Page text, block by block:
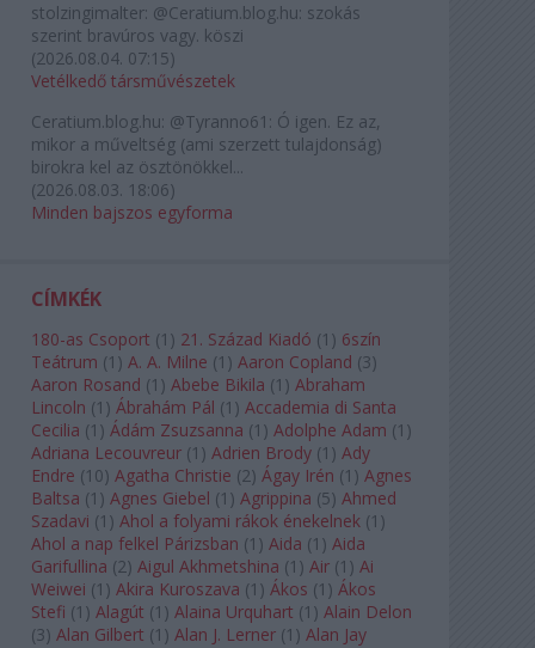
stolzingimalter: @Ceratium.blog.hu: szokás
szerint bravúros vagy. köszi
(2026.08.04. 07:15)
Vetélkedő társművészetek
Ceratium.blog.hu: @Tyranno61: Ó igen. Ez az,
mikor a műveltség (ami szerzett tulajdonság)
birokra kel az ösztönökkel...
(2026.08.03. 18:06)
Minden bajszos egyforma
CÍMKÉK
180-as Csoport (1 ) 21. Század Kiadó (1 ) 6szín
Teátrum (1 ) A. A. Milne (1 ) Aaron Copland (3)
Aaron Rosand (1 ) Abebe Bikila (1 ) Abraham
Lincoln (1 ) Ábrahám Pál (1 ) Accademia di Santa
Cecilia (1 ) Ádám Zsuzsanna (1 ) Adolphe Adam (1 )
Adriana Lecouvreur (1 ) Adrien Brody (1 ) Ady
Endre (10) Agatha Christie (2) Ágay Irén (1 ) Agnes
Baltsa (1 ) Agnes Giebel (1 ) Agrippina (5) Ahmed
Szadavi (1 ) Ahol a folyami rákok énekelnek (1 )
Ahol a nap felkel Párizsban (1 ) Aida (1 ) Aida
Garifullina (2) Aigul Akhmetshina (1 ) Air (1 ) Ai
Weiwei (1 ) Akira Kuroszava (1 ) Ákos (1 ) Ákos
Stefi (1 ) Alagút (1 ) Alaina Urquhart (1 ) Alain Delon
(3) Alan Gilbert (1 ) Alan J. Lerner (1 ) Alan Jay